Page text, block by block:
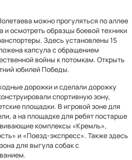
можно прогуляться по аллее
и осмотреть образцы боевой техники
Здесь установлены 15
капсула с обращением
войны к потомкам. Открыть
юбилей Победы.
дорожки и сделали дорожку
спортивную зону,
площадки. В игровой зоне для
а на площадке для ребят постарше
комплексы «Кремль»,
и «Поезд-экспресс». Также здесь
для выгула собак с